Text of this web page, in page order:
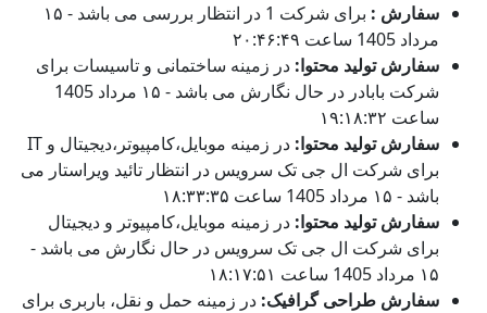
سفارش :
برای شرکت 1 در انتظار بررسی می باشد - ۱۵
مرداد 1405 ساعت ۲۰:۴۶:۴۹
سفارش تولید محتوا: در زمینه ساختمانی و تاسیسات برای
شرکت بابادر در حال نگارش می باشد - ۱۵ مرداد 1405
ساعت ۱۹:۱۸:۳۲
سفارش تولید محتوا:
در زمینه موبایل،کامپیوتر،دیجیتال و IT
برای شرکت ال جی تک سرویس در انتظار تائید ویراستار می
باشد - ۱۵ مرداد 1405 ساعت ۱۸:۳۳:۳۵
سفارش تولید محتوا: در زمینه موبایل،کامپیوتر و دیجیتال
برای شرکت ال جی تک سرویس در حال نگارش می باشد -
۱۵ مرداد 1405 ساعت ۱۸:۱۷:۵۱
سفارش طراحی گرافیک: در زمینه حمل و نقل، باربری برای